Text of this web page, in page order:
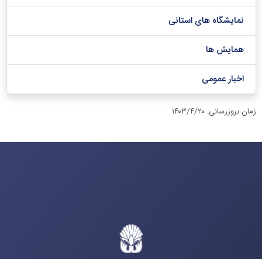
نمایشگاه های استانی
همایش ها
اخبار عمومی
زمان بروزرسانی: ۱۴۰۳/۴/۲۰